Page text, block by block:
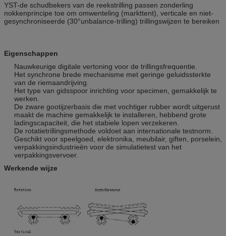
YST-de schudbekers van de reekstrilling passen zonderling
nokkenprincipe toe om omwenteling (markttent), verticale en niet-
gesynchroniseerde (30°unbalance-trilling) trillingswijzen te bereiken
Eigenschappen
Nauwkeurige digitale vertoning voor de trillingsfrequentie.
Het synchrone brede mechanisme met geringe geluidssterkte
van de riemaandrijving.
Het type van gidsspoor inrichting voor specimen, gemakkelijk te
werken.
De zware gootijzerbasis die met vochtiger rubber wordt uitgerust
maakt de machine gemakkelijk te installeren, hebbend grote
ladingscapaciteit, die het stabiele lopen verzekeren.
De rotatietrillingsmethode voldoet aan internationale testnorm.
Geschikt voor speelgoed, elektronika, meubilair, giften, porselein,
verpakkingsindustrieën voor de simulatietest van het
verpakkingsvervoer.
Werkende wijze